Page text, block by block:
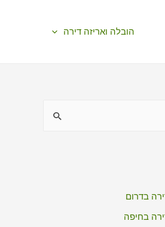
הובלה ואריזה דירה
בדרום
בחיפה